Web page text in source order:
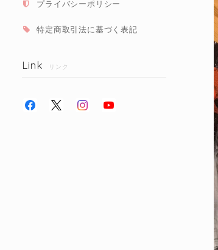
プライバシーポリシー
特定商取引法に基づく表記
Link リンク